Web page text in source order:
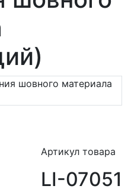
Артикул товара
LI-07051